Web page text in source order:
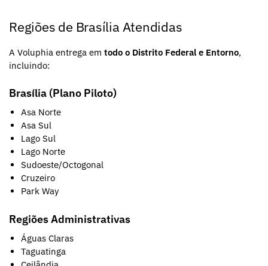
Regiões de Brasília Atendidas
A Voluphia entrega em todo o Distrito Federal e Entorno,
incluindo:
Brasília (Plano Piloto)
Asa Norte
Asa Sul
Lago Sul
Lago Norte
Sudoeste/Octogonal
Cruzeiro
Park Way
Regiões Administrativas
Águas Claras
Taguatinga